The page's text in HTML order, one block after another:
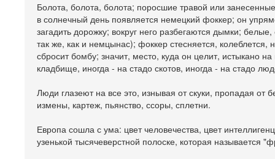
Болота, болота, болота; поросшие травой или
в солнечный день появляется немецкий фоккер; он
загадить дорожку; вокруг него разбегаются дымки;
так же, как и немцынас); фоккер стесняется,
сбросит бомбу; значит, место, куда он целит, истыкано
кладбище, иногда - на стадо скотов, иногда - на стадо
Люди глазеют на все это, изнывая от скуки, пропадая от
измены, картеж, пьянство, ссоры, сплетни.
Европа сошла с ума: цвет человечества, цвет
узенькой тысячеверстной полоске, которая называется